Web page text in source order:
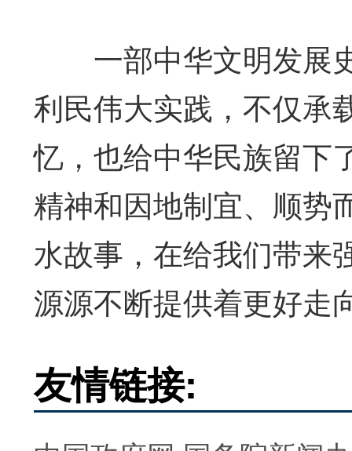
一部中华文明发展
利民伟大实践，不仅承
忆，也给中华民族留下
精神和因地制宜、顺势
水故事，在给我们带来
源源不断提供着更好走
友情链接: